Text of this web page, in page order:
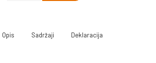
Opis Sadržaji Deklaracija